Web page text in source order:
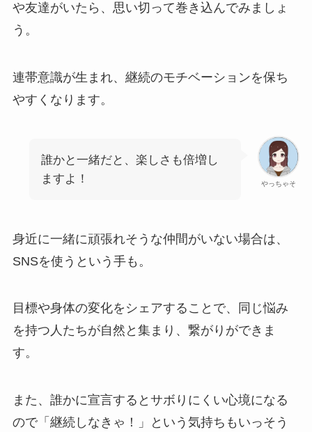
や友達がいたら、思い切って巻き込んでみましょ
う。
連帯意識が生まれ、継続のモチベーションを保ち
やすくなります。
やっちゃそ
誰かと一緒だと、楽しさも倍増し
ますよ！
身近に一緒に頑張れそうな仲間がいない場合は、
SNSを使うという手も。
目標や身体の変化をシェアすることで、同じ悩み
を持つ人たちが自然と集まり、繋がりができま
す。
また、誰かに宣言するとサボりにくい心境になる
ので「継続しなきゃ！」という気持ちもいっそう